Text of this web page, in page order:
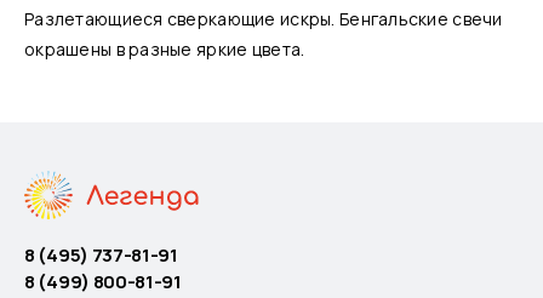
Разлетающиеся сверкающие искры. Бенгальские свечи
окрашены в разные яркие цвета.
8 (495) 737-81-91
8 (499) 800-81-91